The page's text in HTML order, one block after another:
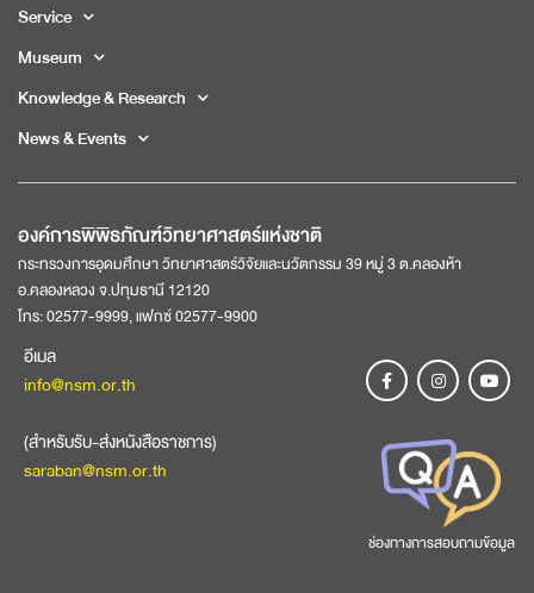
Service
Museum
Knowledge & Research
News & Events
องค์การพิพิธภัณฑ์วิทยาศาสตร์แห่งชาติ
กระทรวงการอุดมศึกษา วิทยาศาสตร์วิจัยและนวัตกรรม 39 หมู่ 3 ต.คลองห้า
อ.คลองหลวง จ.ปทุมธานี 12120
โทร: 02577-9999, แฟกซ์ 02577-9900
อีเมล
info@nsm.or.th
(สำหรับรับ-ส่งหนังสือราชการ)
saraban@nsm.or.th
ช่องทางการสอบถามข้อมูล